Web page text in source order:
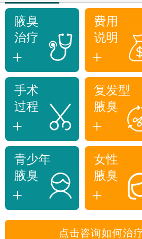
腋臭
治疗
+
费用
说明
+
手术
过程
+
复发型
腋臭
+
青少年
腋臭
+
女性
腋臭
+
点击咨询如何治